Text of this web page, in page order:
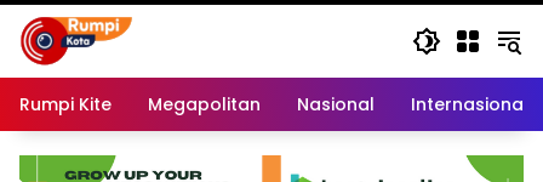
Rumpi Kite Megapolitan Nasional Internasional